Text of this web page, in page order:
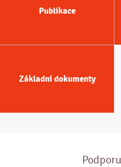
Publikace
Základní dokumenty